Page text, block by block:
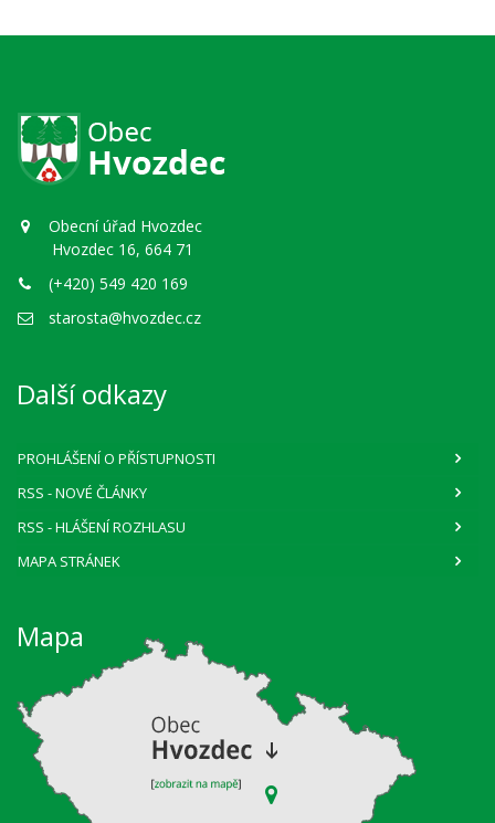
Obecní úřad Hvozdec
Hvozdec 16, 664 71
(+420) 549 420 169
starosta@hvozdec.cz
Další odkazy
PROHLÁŠENÍ O PŘÍSTUPNOSTI
RSS - NOVÉ ČLÁNKY
RSS - HLÁŠENÍ ROZHLASU
MAPA STRÁNEK
Mapa